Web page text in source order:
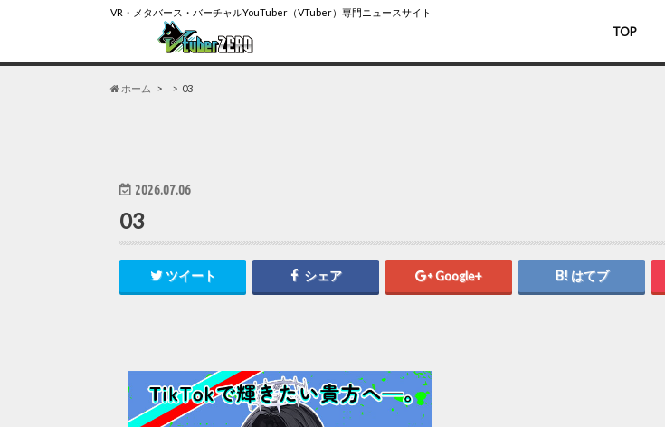
VR・メタバース・バーチャルYouTuber（VTuber）専門ニュースサイト
TOP
ホーム 03
2026.07.06
03
ツイート シェア Google+ はてブ